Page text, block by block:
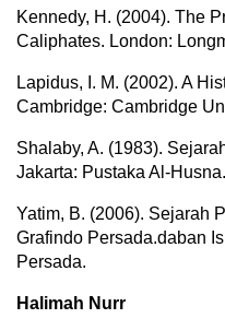
Kennedy, H. (2004). The
Caliphates. London:
Lapidus, I. M. (2002). A
Cambridge: Cambridge
Shalaby, A. (1983).
Jakarta: Pustaka Al-Husna.
Yatim, B. (2006). Sejarah
Grafindo Persada.daban
Persada.
Halimah Nurr